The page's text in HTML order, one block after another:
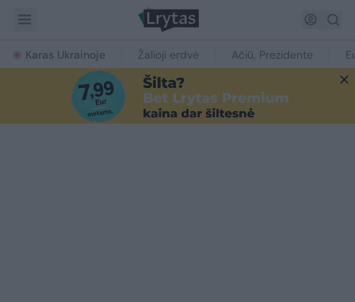
Karas Ukrainoje Žalioji erdvė Ačiū, Prezidente